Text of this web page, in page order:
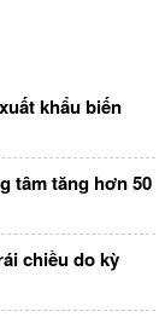
khẩu biến
tâm tăng hơn 50
chiều do kỳ